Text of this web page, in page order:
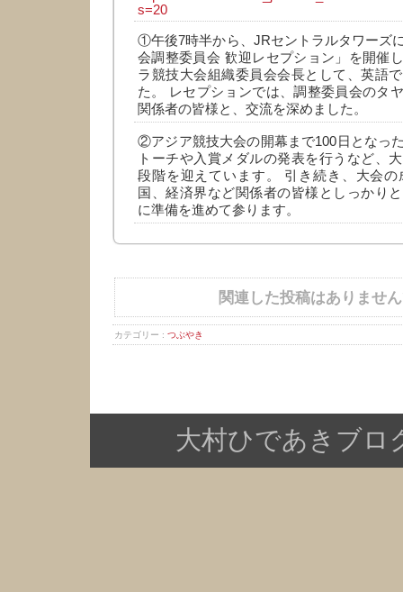
s=20
①午後7時半から、JRセントラルタワーズ
会調整委員会 歓迎レセプション」を開催
ラ競技大会組織委員会会長として、英語
た。 レセプションでは、調整委員会のタ
関係者の皆様と、交流を深めました。
②アジア競技大会の開幕まで100日となっ
トーチや入賞メダルの発表を行うなど、
段階を迎えています。 引き続き、大会の
国、経済界など関係者の皆様としっかり
に準備を進めて参ります。
関連した投稿はありませ
カテゴリー : つぶやき
大村ひであきブロ